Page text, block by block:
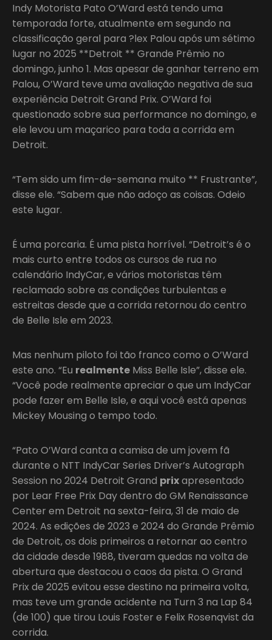
Indy Motorista Pato O’Ward está tendo uma
temporada forte, atualmente em segundo na
classificação geral para ?lex Palou após um sétimo
lugar no 2025 **Detroit ** Grande Prêmio no
domingo, junho 1. Mas apesar de ganhar terreno em
Palou, O’Ward teve uma avaliação negativa de sua
experiência Detroit Grand Prix. O’Ward foi
questionado sobre sua performance no domingo, e
ele levou um maçarico para toda a corrida em
Detroit.
“Tem sido um fim-de-semana muito ** Frustrante”,
disse ele. “Sabem que não adoço as coisas. Odeio
este lugar.
É uma porcaria. É uma pista horrível. “Detroit’s é o
mais curto entre todos os cursos de rua no
calendário IndyCar, e vários motoristas têm
reclamado sobre as condições turbulentas e
estreitas desde que a corrida retornou do centro
de Belle Isle em 2023.
Mas nenhum piloto foi tão franco como o O’Ward
este ano. “Eu realmente Miss Belle Isle”, disse ele.
“Você pode realmente apreciar o que um IndyCar
pode fazer em Belle Isle, e aqui você está apenas
Mickey Mousing o tempo todo.
“Pato O’Ward canta a camisa de um jovem fã
durante o NTT IndyCar Series Driver’s Autograph
Session no 2024 Detroit Grand prixapresentado
por Lear Free Prix Day dentro do GM Renaissance
Center em Detroit na sexta-feira, 31 de maio de
2024. As edições de 2023 e 2024 do Grande Prêmio
de Detroit, os dois primeiros a retornar ao centro
da cidade desde 1988, tiveram quedas na volta de
abertura que destacou o caos da pista. O Grand
Prix de 2025 evitou esse destino na primeira volta,
mas teve um grande acidente na Turn 3 na Lap 84
(de 100) que tirou Louis Foster e Felix Rosenqvist da
corrida.